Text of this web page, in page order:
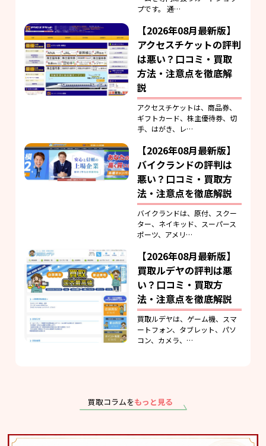
プです。 通…
【2026年08月最新版】
アクセスチケットの評判
は悪い？口コミ・買取
方法・注意点を徹底解
説
アクセスチケットは、商品券、
ギフトカード、株主優待券、切
手、はがき、レ…
【2026年08月最新版】
バイクランドの評判は
悪い？口コミ・買取方
法・注意点を徹底解説
バイクランドは、原付、スクー
ター、ネイキッド、スーパース
ポーツ、アメリ…
【2026年08月最新版】
買取ルデヤの評判は悪
い？口コミ・買取方
法・注意点を徹底解説
買取ルデヤは、ゲーム機、スマ
ートフォン、タブレット、パソ
コン、カメラ、…
買取コラムをもっと見る